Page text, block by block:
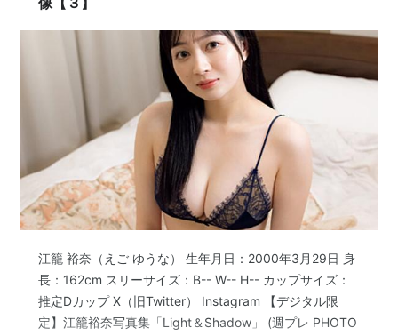
江籠 裕奈（えご ゆうな） 生年月日：2000年3月29日 身
長：162cm スリーサイズ：B-- W-- H-- カップサイズ：
推定Dカップ X（旧Twitter） Instagram 【デジタル限
定】江籠裕奈写真集「Light＆Shadow」 (週プレ PHOTO